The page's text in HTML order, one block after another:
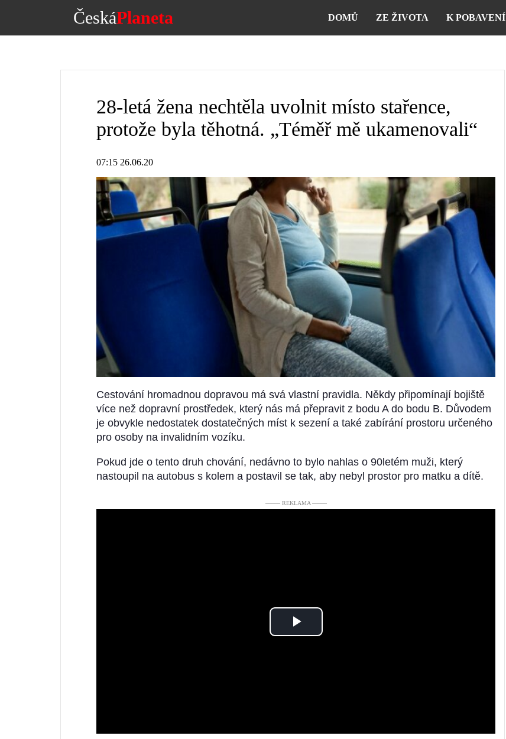
ČeskáPlaneta DOMŮ ZE ŽIVOTA K POBAVENÍ
28-letá žena nechtěla uvolnit místo stařence,
protože byla těhotná. „Téměř mě ukamenovali“
07:15 26.06.20
Cestování hromadnou dopravou má svá vlastní pravidla. Někdy připomínají bojiště
více než dopravní prostředek, který nás má přepravit z bodu A do bodu B. Důvodem
je obvykle nedostatek dostatečných míst k sezení a také zabírání prostoru určeného
pro osoby na invalidním vozíku.
Pokud jde o tento druh chování, nedávno to bylo nahlas o 90letém muži, který
nastoupil na autobus s kolem a postavil se tak, aby nebyl prostor pro matku a dítě.
––––– REKLAMA –––––
Play